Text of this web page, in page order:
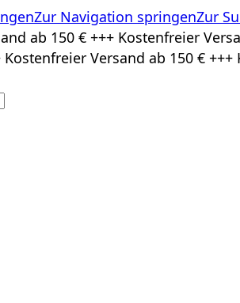
Zur Navigation springenZur
ab 150 € +++ Kostenfreier
Kostenfreier Versand ab 150 €